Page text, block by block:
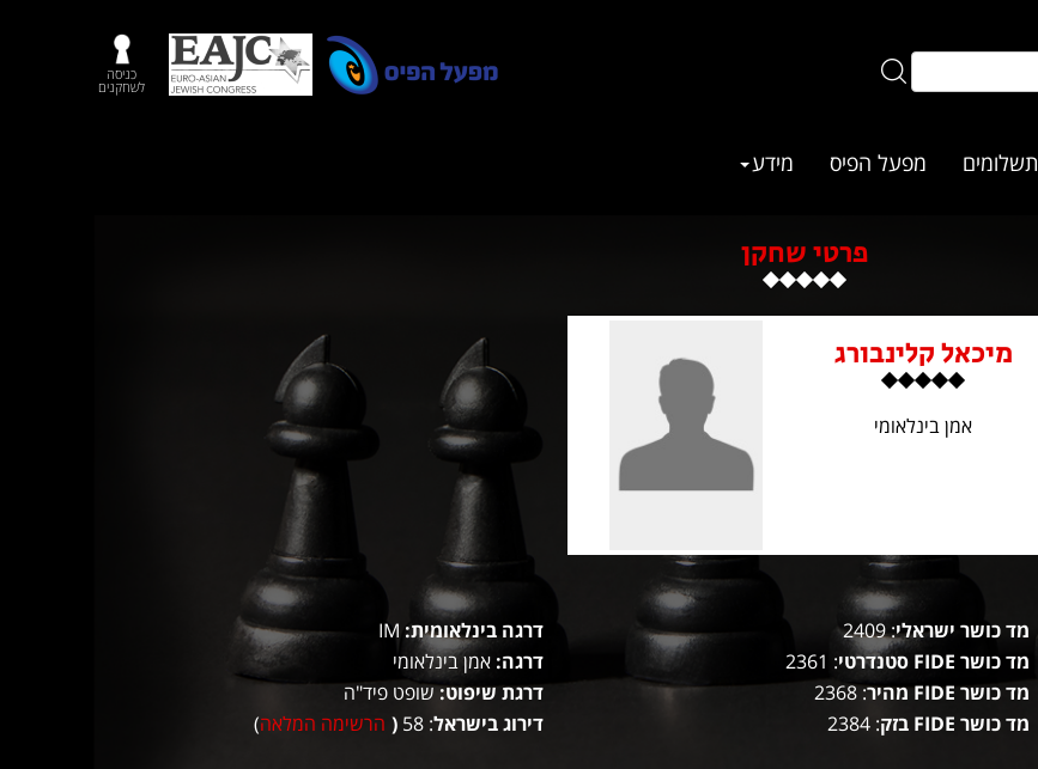
כניסה
לשחקנים
תשלומים מפעל הפיס מידע
פרטי שחקן
מיכאל קלינבורג
אמן בינלאומי
מד כושר ישראלי: 2409
מד כושר FIDE סטנדרטי
: 2361
מד כושר FIDE מהיר
: 2368
מד כושר FIDE בזק
: 2384
דרגה בינלאומית:
דרגה: אמן בינלאומי
דרגת שיפוט:שופט פיד"ה
דירוג בישראל: 58
( הרשימה המלאה)